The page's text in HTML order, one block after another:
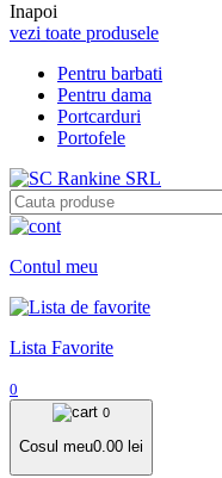
Inapoi
vezi toate produsele
Pentru barbati
Pentru dama
Portcarduri
Portofele
Contul meu
Lista Favorite
0
0
Cosul meu0.00 lei